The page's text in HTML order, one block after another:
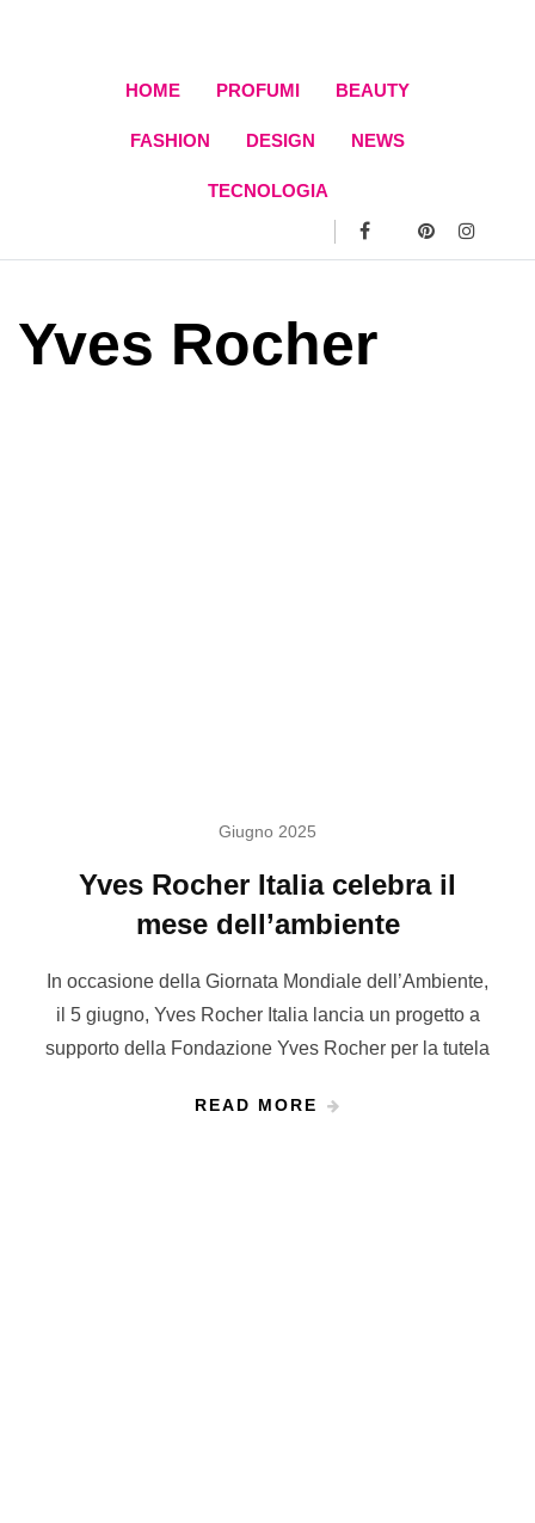
HOME PROFUMI BEAUTY
FASHION DESIGN NEWS
TECNOLOGIA
Yves Rocher
Giugno 2025
Yves Rocher Italia celebra il
mese dell’ambiente
In occasione della Giornata Mondiale dell’Ambiente,
il 5 giugno, Yves Rocher Italia lancia un progetto a
supporto della Fondazione Yves Rocher per la tutela
READ MORE